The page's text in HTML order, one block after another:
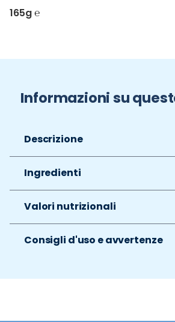
165g ℮
Informazioni su
Descrizione
Ingredienti
Valori nutrizionali
Consigli d'uso e avvertenze